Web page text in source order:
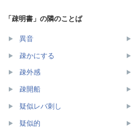
「疎明書」の隣のことば
異音
疎かにする
疎外感
疎開船
疑似レバ刺し
疑似的